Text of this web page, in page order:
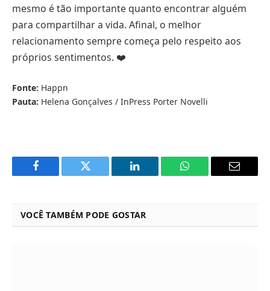
mesmo é tão importante quanto encontrar alguém
para compartilhar a vida. Afinal, o melhor
relacionamento sempre começa pelo respeito aos
próprios sentimentos. ❤️
Fonte: Happn
Pauta: Helena Gonçalves / InPress Porter Novelli
Facebook Twitter LinkedIn WhatsApp Email
VOCÊ TAMBÉM PODE GOSTAR